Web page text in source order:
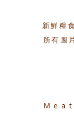
新鮮糧
所有圖